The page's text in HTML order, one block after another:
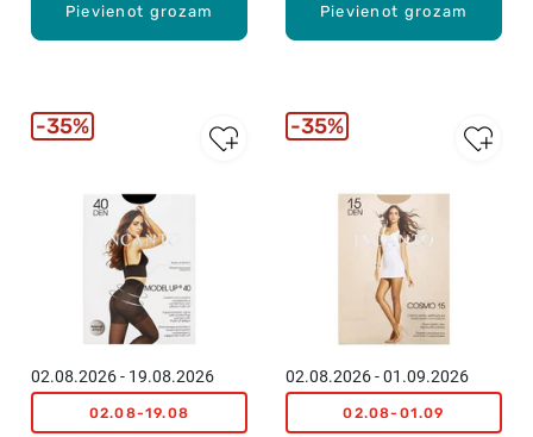
Pievienot grozam Pievienot grozam
02.08.2026 - 19.08.2026
02.08-19.08
35%
02.08.2026 - 01.09.2026
02.08-01.09
35%